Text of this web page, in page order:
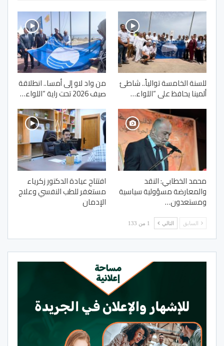
للسنة الخامسة توالياً.. شاطئ
ألمينا يحافظ على “اللواء…
من واد لاو إلى أمسا.. انطلاقة
صيف 2026 تحت راية “اللواء…
محمد الخطابي: النقد
والمعارضة مسؤولية سياسية
ومستعدون…
افتتاح عيادة الدكتور زكرياء
مستغفر للطب النفسي وعلاج
الإدمان
السابق التالي 1 من 133